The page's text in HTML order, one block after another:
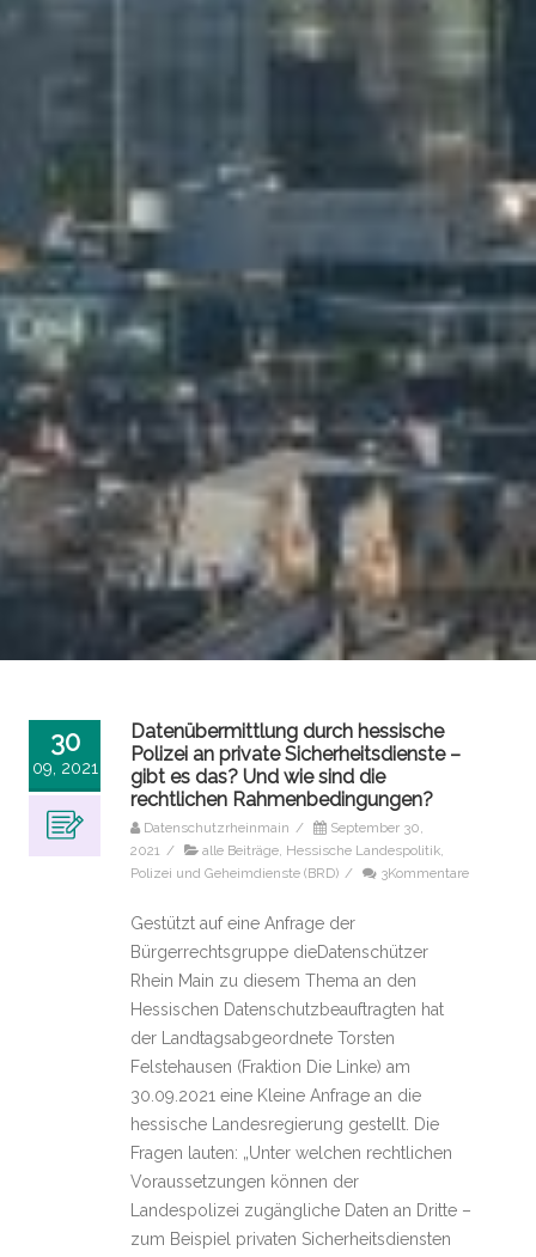
30
09, 2021
Datenübermittlung durch hessische
Polizei an private Sicherheitsdienste –
gibt es das? Und wie sind die
rechtlichen Rahmenbedingungen?
Datenschutzrheinmain /
September 30,
2021 / alle Beiträge Hessische Landespolitik
Polizei und Geheimdienste (BRD) / 3Kommentare
Gestützt auf eine Anfrage der
Bürgerrechtsgruppe dieDatenschützer
Rhein Main zu diesem Thema an den
Hessischen Datenschutzbeauftragten hat
der Landtagsabgeordnete Torsten
Felstehausen (Fraktion Die Linke) am
30.09.2021 eine Kleine Anfrage an die
hessische Landesregierung gestellt. Die
Fragen lauten: „Unter welchen rechtlichen
Voraussetzungen können der
Landespolizei zugängliche Daten an Dritte –
zum Beispiel privaten Sicherheitsdiensten